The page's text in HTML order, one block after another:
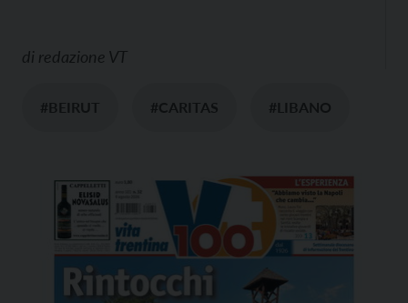
di redazione VT
#BEIRUT #CARITAS #LIBANO